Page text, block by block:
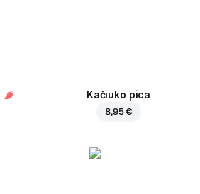
Kačiuko pica
8,95 €